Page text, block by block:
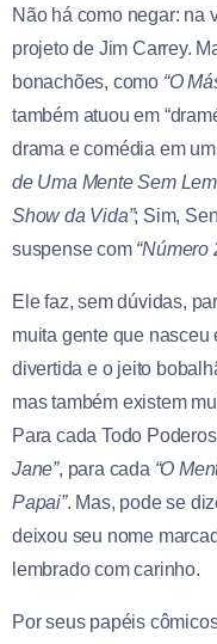
Não há como negar: na
projeto de Jim Carrey.
bonachões, como “O
também atuou em
drama e comédia em
de Uma Mente Sem
Show da Vida”; Sim,
suspense com “Número
Ele faz, sem dúvidas,
muita gente que nasceu
divertida e o jeito
mas também existem
Para cada Todo
Jane”, para cada “O
Papai”. Mas, pode se
deixou seu nome
lembrado com carinho.
Por seus papéis